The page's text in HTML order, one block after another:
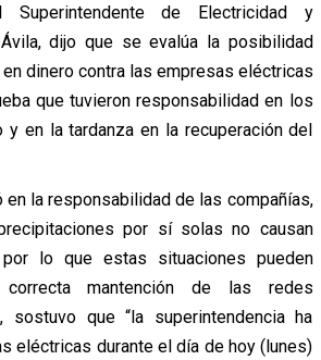
de Electricidad y
dijo que se evalúa la posibilidad
dinero contra las empresas eléctricas
que tuvieron responsabilidad en los
en la tardanza en la recuperación del
en la responsabilidad de las compañías,
por sí solas no causan
lo que estas situaciones pueden
mantención de las redes
sostuvo que “la superintendencia ha
eléctricas durante el día de hoy (lunes)